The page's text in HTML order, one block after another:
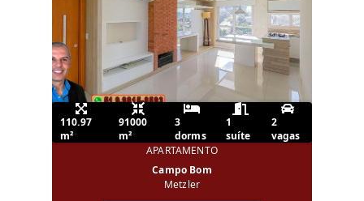
110.97
m²
91000
m²
3
dorms
1
suíte
2
vagas
APARTAMENTO
Campo Bom
Metzler